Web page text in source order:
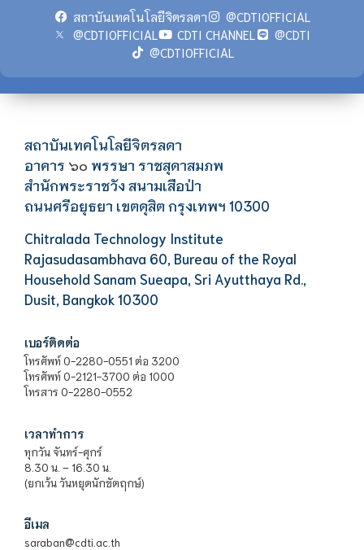
สถาบันเทคโนโลยีจิตรลดา
@CDTIOFFICIAL
@CDTIOFFICIAL
CDTI CHANNEL
@CDTI
@CDTIOFFICIAL
สถาบันเทคโนโลยีจิตรลดา
อาคาร ๖๐ พรรษา ราชสุดาสมภพ
สำนักพระราชวัง สนามเสือป่า
ถนนศรีอยุธยา เขตดุสิต กรุงเทพฯ 10300
Chitralada Technology Institute
Rajasudasambhava 60, Bureau of the Royal
Household Sanam Sueapa, Sri Ayutthaya Rd.,
Dusit, Bangkok 10300
เบอร์ติดต่อ
โทรศัพท์ 0-2280-0551 ต่อ 3200
โทรศัพท์ 0-2121-3700 ต่อ 1000
โทรสาร 0-2280-0552
เวลาทำการ
ทุกวัน จันทร์-ศุกร์
8.30 น. – 16.30 น.
(ยกเว้น วันหยุดนักขัตฤกษ์)
อีเมล
saraban@cdti.ac.th